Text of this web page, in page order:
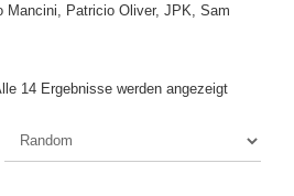
Mancini, Patricio Oliver, JPK, Sam
14 Ergebnisse werden angezeigt